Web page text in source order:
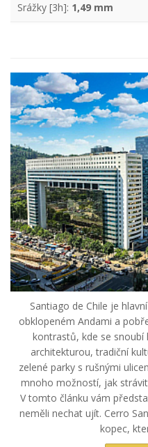
Srážky [3h]: 1,49 mm
Santiago de Chile je
obklopeném Andami a
kontrastů, kde se
architekturou, tradiční
zelené parky s rušnými
mnoho možností, jak
V tomto článku vám
neměli nechat ujít. Cerro
kopec,